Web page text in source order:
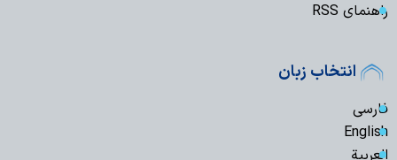
راهنمای RSS
انتخاب زبان
فارسی
English